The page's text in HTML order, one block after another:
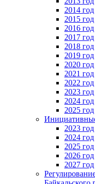
2014 год
2015 год
2016 год
2017 год
2018 год
2019 год
2020 год
2021 год
2022 год
2023 год
2024 год
2025 год
2023 год
2024 год
2025 год
2026 год
2027 год